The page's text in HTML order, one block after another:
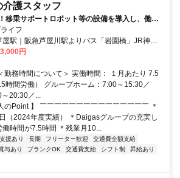
介護スタッフ
移乗サポートロボット等の設備を導入し、働く
イフ
駅｜阪急芦屋川駅よりバス「岩園橋」JR神戸
線 芦屋川駅よりバス「岩園橋」下車徒歩5分
円
勤務時間について＞ 実働時間： １月あたり 7.5
時間労働） グループホーム：7:00～15:30／
20:30／...
のPoint 】 ￣￣￣￣￣￣￣￣￣￣￣￣￣￣￣ ＊
（2024年度実績） ＊Daigasグループの充実し
時間が7.5時間 ＊残業月10...
援あり 長期 フリーター歓迎
交通費全額支給
与あり ブランクOK 交通費支給 シフト制
昇給あり